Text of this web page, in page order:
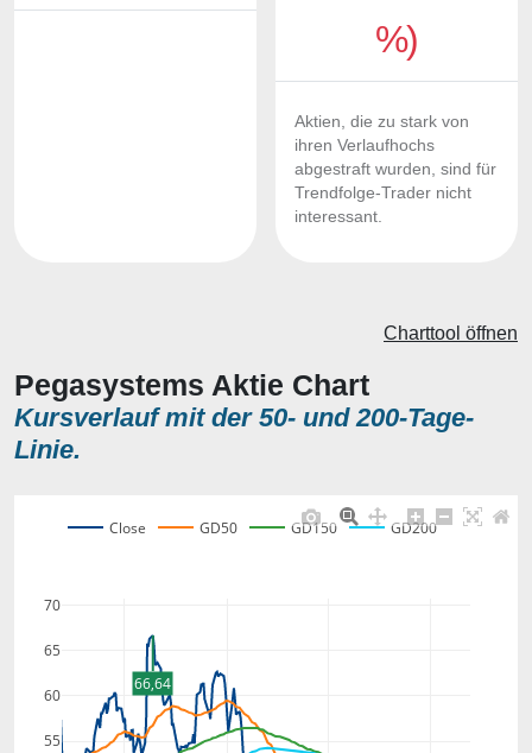
%)
Aktien, die zu stark von
ihren Verlaufhochs
abgestraft wurden, sind für
Trendfolge-Trader nicht
interessant.
Pegasystems Aktie Chart
Kursverlauf mit der 50- und 200-Tage-
Linie.
Charttool öffnen
55
60
65
70
Close GD50 GD150 GD200
66,64